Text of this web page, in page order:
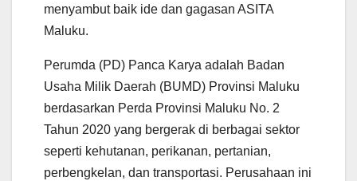
menyambut baik ide dan gagasan ASITA
Maluku.
Perumda (PD) Panca Karya adalah Badan
Usaha Milik Daerah (BUMD) Provinsi Maluku
berdasarkan Perda Provinsi Maluku No. 2
Tahun 2020 yang bergerak di berbagai sektor
seperti kehutanan, perikanan, pertanian,
perbengkelan, dan transportasi. Perusahaan ini